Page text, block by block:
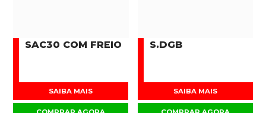
SAC30 COM FREIO
SAIBA MAIS
S.DGB
SAIBA MAIS